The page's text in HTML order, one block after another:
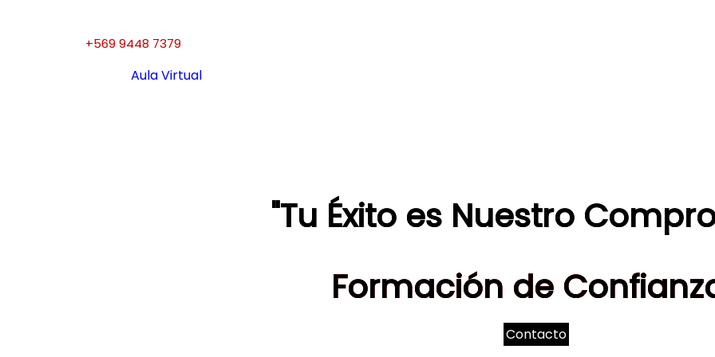
+569 9448 7379
Aula Virtual
"Tu Éxito es Nuestro
Formación de
Contacto